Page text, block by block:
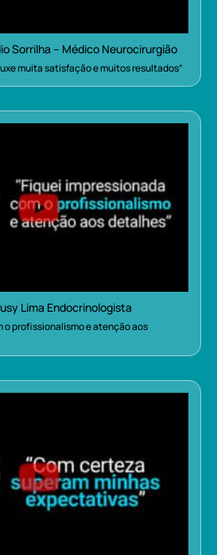
Sorrilha – Médico Neurocirurgião
muita satisfação e muitos resultados”
Lima Endocrinologista
o profissionalismo e atenção aos